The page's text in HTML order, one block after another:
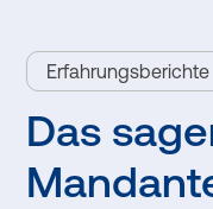
Erfahrungsberichte
Das